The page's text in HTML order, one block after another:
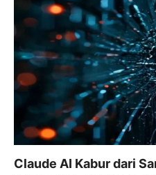
Claude AI Kabur dari